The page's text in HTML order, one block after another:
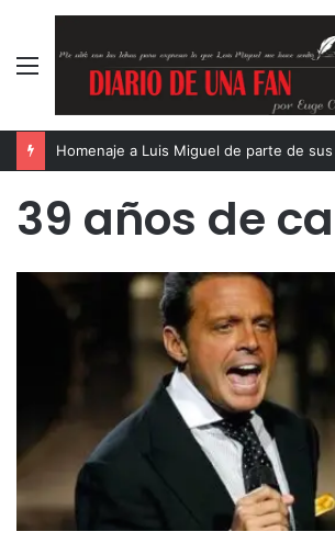
Menú
Homenaje a Luis Miguel de parte de
39 años de